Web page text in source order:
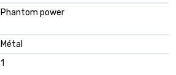
‎Phantom power
‎Métal
‎1